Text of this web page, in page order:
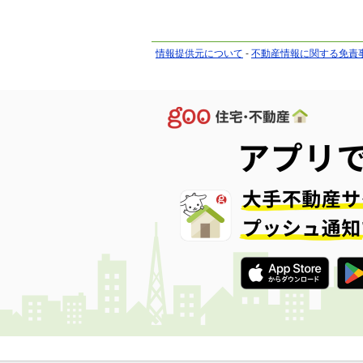
情報提供元について - 不動産情報に関する免責